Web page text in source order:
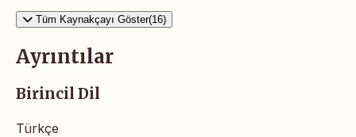
Tüm Kaynakçayı Göster(16)
Ayrıntılar
Birincil Dil
Türkçe